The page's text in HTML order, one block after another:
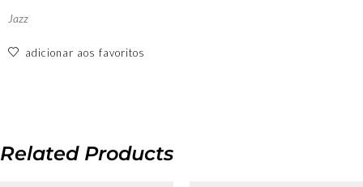
Jazz
adicionar aos favoritos
Related Products